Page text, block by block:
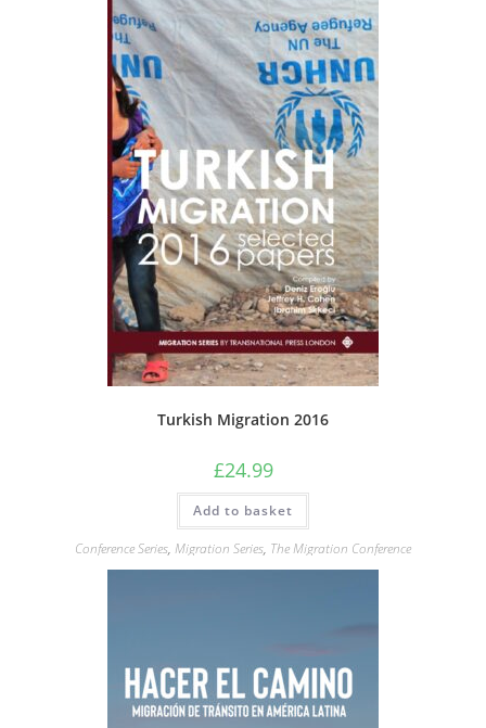
Turkish Migration 2016
£24.99
Add to basket
Conference Series, Migration Series, The Migration Conference